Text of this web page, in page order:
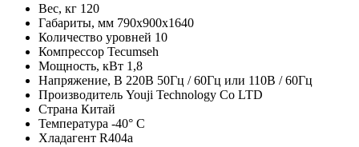
Вес, кг 120
Габариты, мм 790x900x1640
Количество уровней 10
Компрессор Tecumseh
Мощность, кВт 1,8
Напряжение, В 220В 50Гц / 60Гц или 110В / 60Гц
Производитель Youji Technology Co LTD
Страна Китай
Температура -40° C
Хладагент R404a